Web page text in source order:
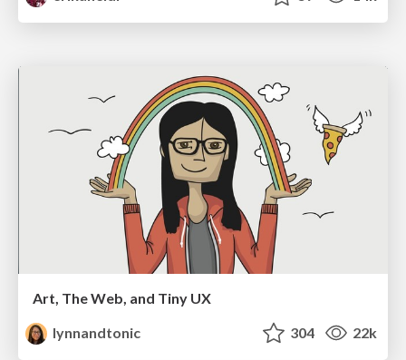
Art, The Web, and Tiny UX
lynnandtonic
304 22k